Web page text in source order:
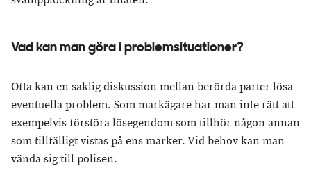
Vad kan man göra i problemsituationer?
Ofta kan en saklig diskussion mellan berörda parter lösa
eventuella problem. Som markägare har man inte rätt att
exempelvis förstöra lösegendom som tillhör någon annan
som tillfälligt vistas på ens marker. Vid behov kan man
vända sig till polisen.